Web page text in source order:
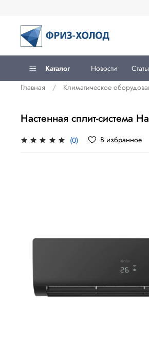
Каталог Новости
Главная
Климатическое
Настенная сплит-система
(0) В избранное